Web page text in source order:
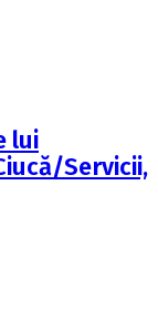
lui
Servicii,